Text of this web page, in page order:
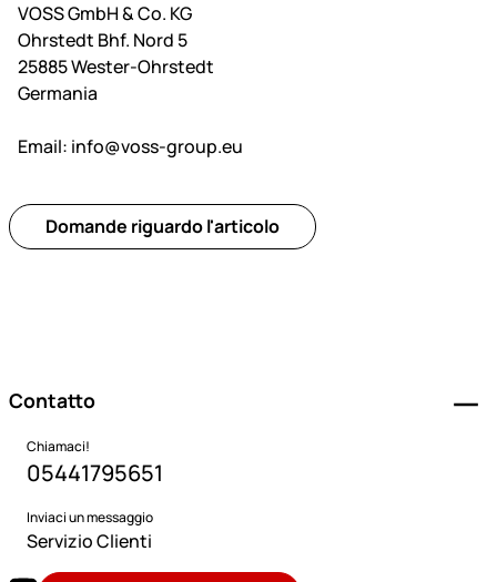
VOSS GmbH & Co. KG
Ohrstedt Bhf. Nord 5
25885 Wester-Ohrstedt
Germania
Email: info@voss-group.eu
Domande riguardo l'articolo
Contatto
Chiamaci!
05441795651
Inviaci un messaggio
Servizio Clienti